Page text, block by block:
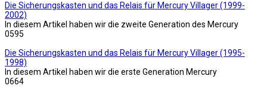
Die Sicherungskasten und das Relais für Mercury Villager (1999-
2002)
In diesem Artikel haben wir die zweite Generation des Mercury
0595
Die Sicherungskasten und das Relais für Mercury Villager (1995-
1998)
In diesem Artikel haben wir die erste Generation Mercury
0664